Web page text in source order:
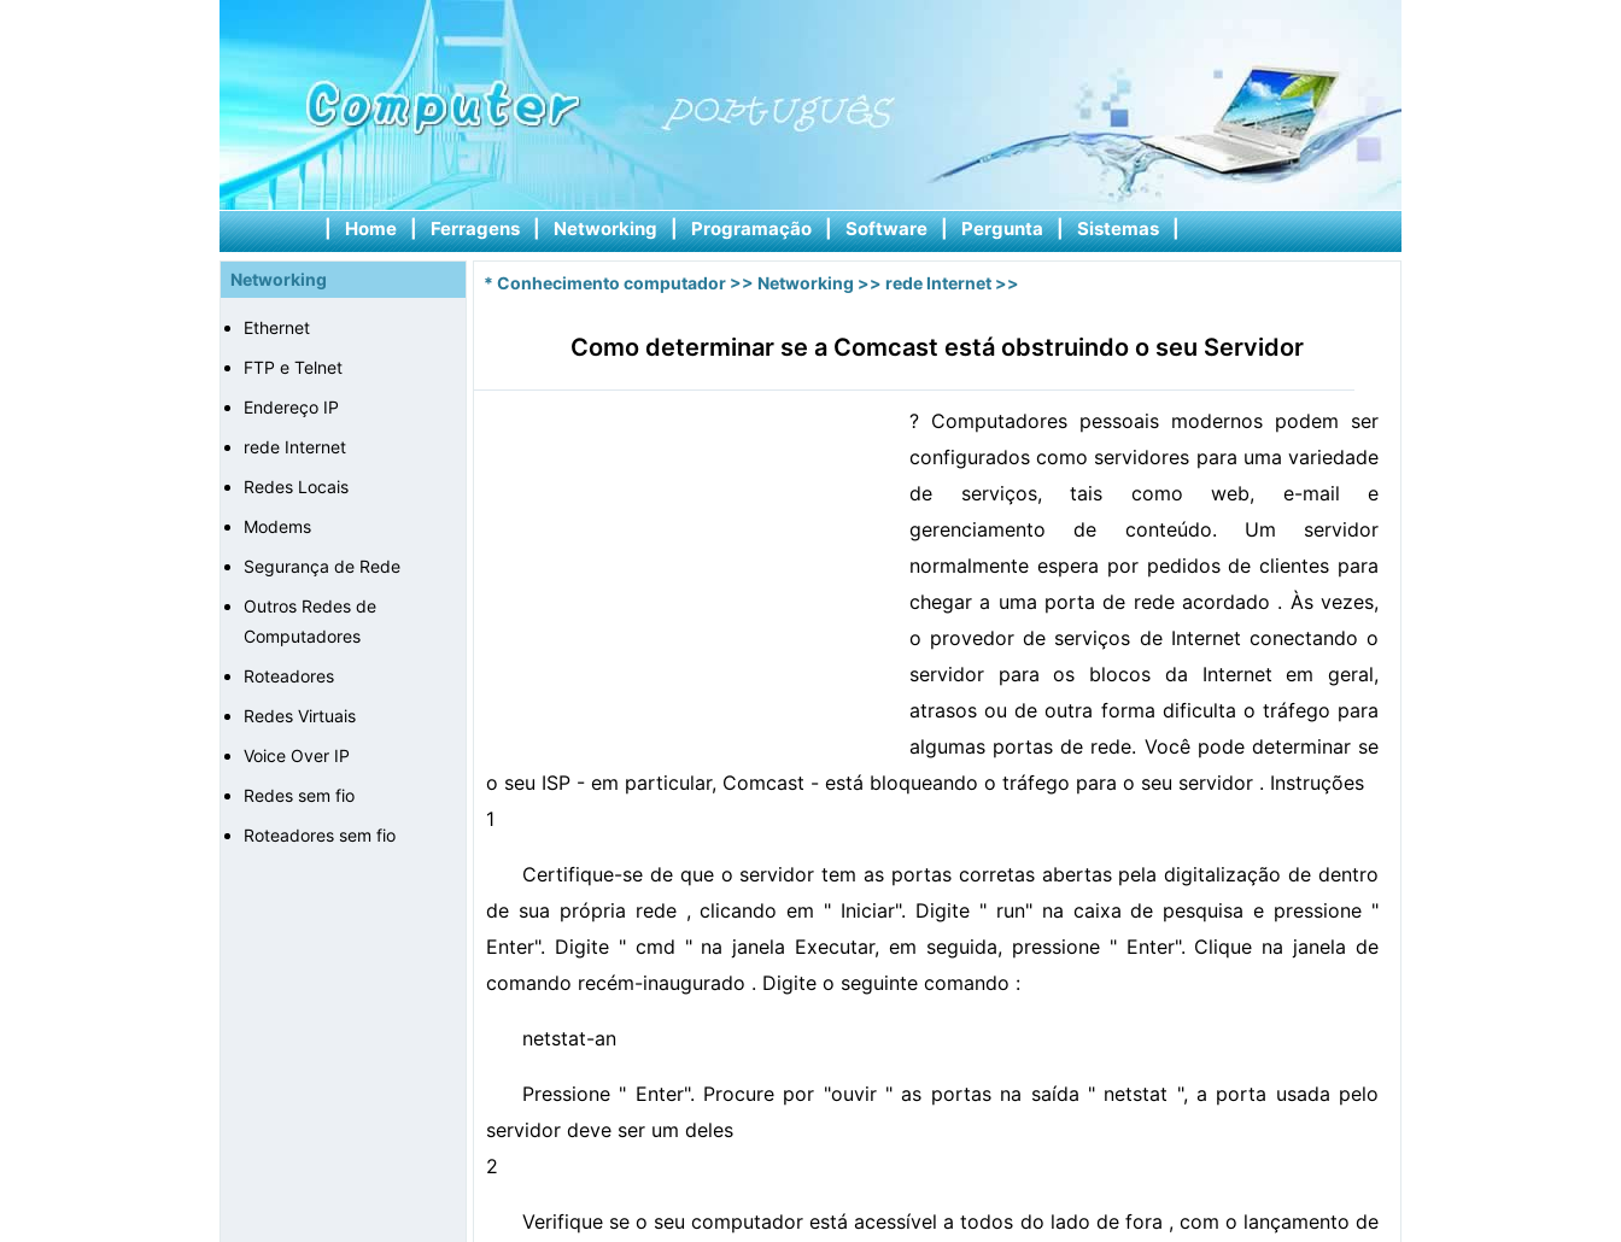
| Home | Ferragens | Networking | Programação | Software | Pergunta | Sistemas |
Networking
Ethernet
FTP e Telnet
Endereço IP
rede Internet
Redes Locais
Modems
Segurança de Rede
Outros Redes de
Computadores
Roteadores
Redes Virtuais
Voice Over IP
Redes sem fio
Roteadores sem fio
* Conhecimento computador >> Networking >> rede Internet >>
Como determinar se a Comcast está obstruindo o seu Servidor
? Computadores pessoais modernos podem ser
configurados como servidores para uma variedade
de serviços, tais como web, e-mail e
gerenciamento de conteúdo. Um servidor
normalmente espera por pedidos de clientes para
chegar a uma porta de rede acordado . Às vezes,
o provedor de serviços de Internet conectando o
servidor para os blocos da Internet em geral,
atrasos ou de outra forma dificulta o tráfego para
algumas portas de rede. Você pode determinar se
o seu ISP - em particular, Comcast - está bloqueando o tráfego para o seu servidor . Instruções
1
Certifique-se de que o servidor tem as portas corretas abertas pela digitalização de dentro
de sua própria rede , clicando em " Iniciar". Digite " run" na caixa de pesquisa e pressione "
Enter". Digite " cmd " na janela Executar, em seguida, pressione " Enter". Clique na janela de
comando recém-inaugurado . Digite o seguinte comando :
netstat-an
Pressione " Enter". Procure por "ouvir " as portas na saída " netstat ", a porta usada pelo
servidor deve ser um deles
2
Verifique se o seu computador está acessível a todos do lado de fora , com o lançamento de